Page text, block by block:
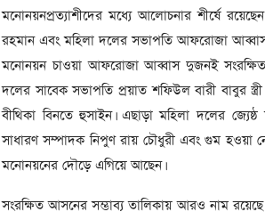
মনোনয়নপ্রত্যাশীদের মধ্যে আলোচনার শীর্ষে
রহমান এবং মহিলা দলের সভাপতি আফরোজা
মনোনয়ন চাওয়া আফরোজা আব্বাস দুজনই সংরক্ষিত
দলের সাবেক সভাপতি প্রয়াত শফিউল বারী বাবুর
বীথিকা বিনতে হুসাইন। এছাড়া মহিলা দলের
সাধারণ সম্পাদক নিপুণ রায় চৌধুরী এবং গুম হওয়া
মনোনয়নের দৌড়ে এগিয়ে আছেন।
সংরক্ষিত আসনের সম্ভাব্য তালিকায় আরও নাম
প্রস্তুত গাবতলীর হাট
৬ কোটি ৩২ লাখ
আর্কাইভ থেকে
৫ বছর পর পর
সহিংসতার
খাত